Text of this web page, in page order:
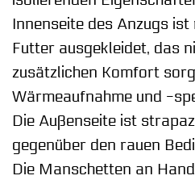
Innenseite des Anzugs ist
Futter ausgekleidet, das
zusätzlichen Komfort
Wärmeaufnahme und -
Die Außenseite ist
gegenüber den rauen
Die Manschetten an